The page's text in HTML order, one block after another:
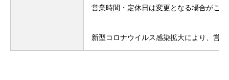
営業時間・定休日は変更となる場合がご
新型コロナウイルス感染拡大により、営